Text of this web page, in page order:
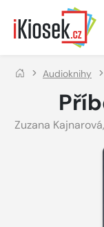
Přejít na hlavní obsah
Audioknihy
Zuzana Kajnarová,